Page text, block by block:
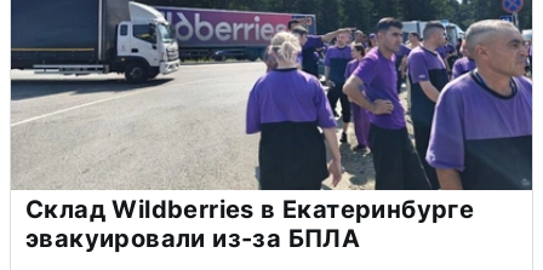
Склад Wildberries в Екатеринбурге
эвакуировали из-за БПЛА